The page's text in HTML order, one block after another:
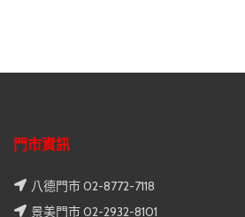
門市資訊
八德門市 02-8772-7118
景美門市 02-2932-8101